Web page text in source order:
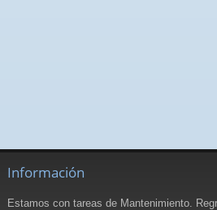
Información
Estamos con tareas de Mantenimiento.